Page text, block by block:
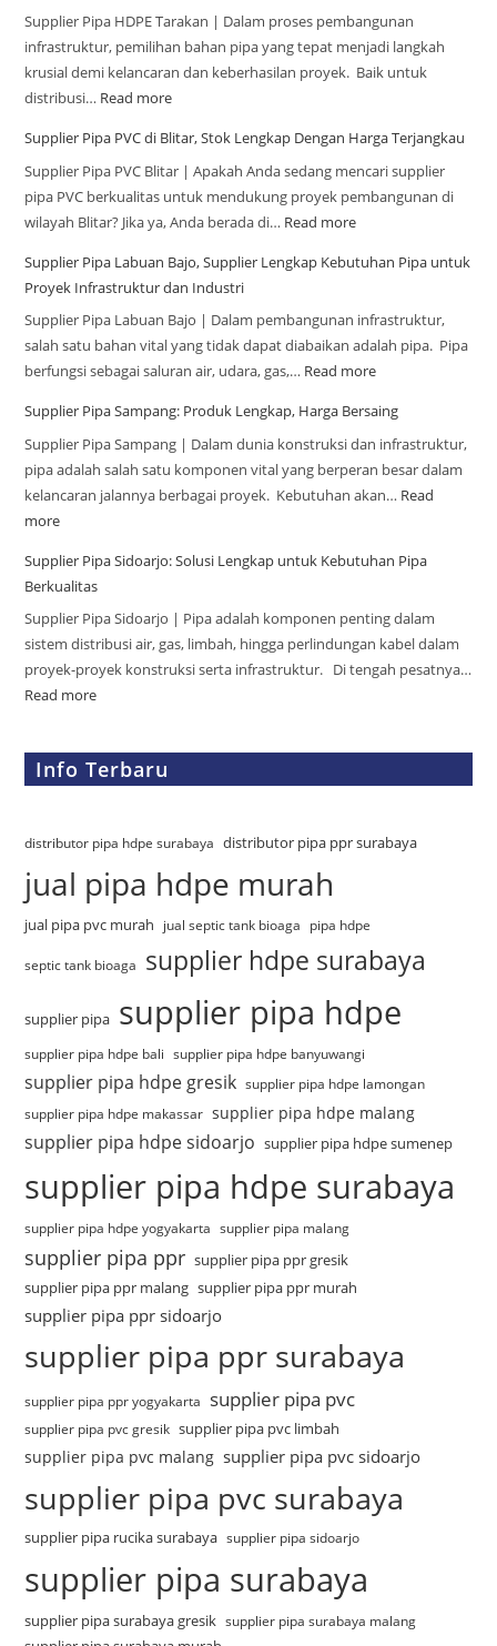
Supplier Pipa HDPE Tarakan | Dalam proses pembangunan
infrastruktur, pemilihan bahan pipa yang tepat menjadi langkah
krusial demi kelancaran dan keberhasilan proyek. Baik untuk
distribusi… Read more
Supplier Pipa PVC di Blitar, Stok Lengkap Dengan Harga Terjangkau
Supplier Pipa PVC Blitar | Apakah Anda sedang mencari supplier
pipa PVC berkualitas untuk mendukung proyek pembangunan di
wilayah Blitar? Jika ya, Anda berada di… Read more
Supplier Pipa Labuan Bajo, Supplier Lengkap Kebutuhan Pipa untuk
Proyek Infrastruktur dan Industri
Supplier Pipa Labuan Bajo | Dalam pembangunan infrastruktur,
salah satu bahan vital yang tidak dapat diabaikan adalah pipa. Pipa
berfungsi sebagai saluran air, udara, gas,… Read more
Supplier Pipa Sampang: Produk Lengkap, Harga Bersaing
Supplier Pipa Sampang | Dalam dunia konstruksi dan infrastruktur,
pipa adalah salah satu komponen vital yang berperan besar dalam
kelancaran jalannya berbagai proyek. Kebutuhan akan… Read
more
Supplier Pipa Sidoarjo: Solusi Lengkap untuk Kebutuhan Pipa
Berkualitas
Supplier Pipa Sidoarjo | Pipa adalah komponen penting dalam
sistem distribusi air, gas, limbah, hingga perlindungan kabel dalam
proyek-proyek konstruksi serta infrastruktur. Di tengah pesatnya…
Read more
Info Terbaru
distributor pipa hdpe surabaya distributor pipa ppr surabaya
jual pipa hdpe murah
jual pipa pvc murah jual septic tank bioaga pipa hdpe
septic tank bioaga supplier hdpe surabaya
supplier pipa supplier pipa hdpe
supplier pipa hdpe bali supplier pipa hdpe banyuwangi
supplier pipa hdpe gresik supplier pipa hdpe lamongan
supplier pipa hdpe makassar supplier pipa hdpe malang
supplier pipa hdpe sidoarjo supplier pipa hdpe sumenep
supplier pipa hdpe surabaya
supplier pipa hdpe yogyakarta supplier pipa malang
supplier pipa ppr supplier pipa ppr gresik
supplier pipa ppr malang supplier pipa ppr murah
supplier pipa ppr sidoarjo
supplier pipa ppr surabaya
supplier pipa ppr yogyakarta supplier pipa pvc
supplier pipa pvc gresik supplier pipa pvc limbah
supplier pipa pvc malang supplier pipa pvc sidoarjo
supplier pipa pvc surabaya
supplier pipa rucika surabaya supplier pipa sidoarjo
supplier pipa surabaya
supplier pipa surabaya gresik supplier pipa surabaya malang